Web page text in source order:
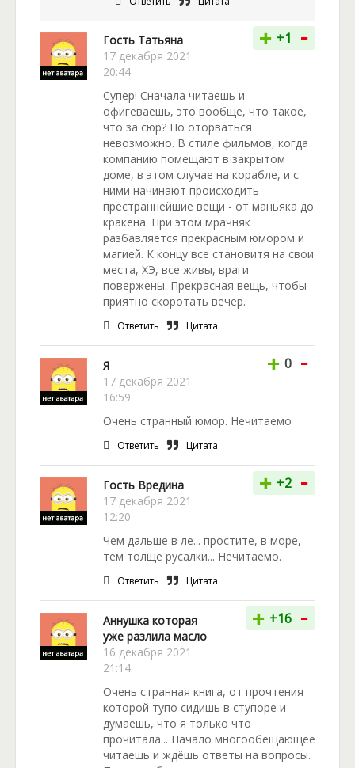
Гость Татьяна
17 декабря 2021
20:44
+ +1 -
Супер! Сначала читаешь и
офигеваешь, это вообще, что такое,
что за сюр? Но оторваться
невозможно. В стиле фильмов, когда
компанию помещают в закрытом
доме, в этом случае на корабле, и с
ними начинают происходить
престраннейшие вещи - от маньяка до
кракена. При этом мрачняк
разбавляется прекрасным юмором и
магией. К концу все становитя на свои
места, ХЭ, все живы, враги
повержены. Прекрасная вещь, чтобы
приятно скоротать вечер.
Ответить Цитата
Я
17 декабря 2021
16:59
+ 0 -
Очень странный юмор. Нечитаемо
Ответить Цитата
Гость Вредина
17 декабря 2021
12:20
+ +2 -
Чем дальше в ле... простите, в море,
тем толще русалки... Нечитаемо.
Ответить Цитата
Аннушка которая
уже разлила масло
16 декабря 2021
21:14
+ +16 -
Очень странная книга, от прочтения
которой тупо сидишь в ступоре и
думаешь, что я только что
прочитала... Начало многообещающее
читаешь и ждёшь ответы на вопросы.